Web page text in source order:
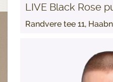
LIVE Black Rose
Randvere tee 11,